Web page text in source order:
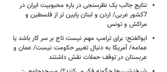
نتایج جالب یک نظرسنجی در باره محبوبیت ایران در
7کشور عربی/ اردن و لبنان پایین تر از فلسطین و
مراکش و تونس
ابوالفتح: برای ترامپ مهم نیست تاج بر سر کار باشد یا
عمامه/ آمریکا به دنبال تغییر حکومت نیست/ عمان و
عربستان در توقف حملات نقش داشتند